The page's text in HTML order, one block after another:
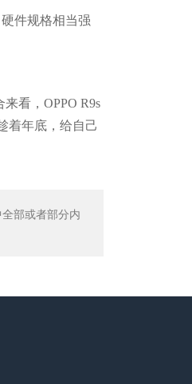
件规格相当强
看，OPPO R9s
着年底，给自己
部或者部分内